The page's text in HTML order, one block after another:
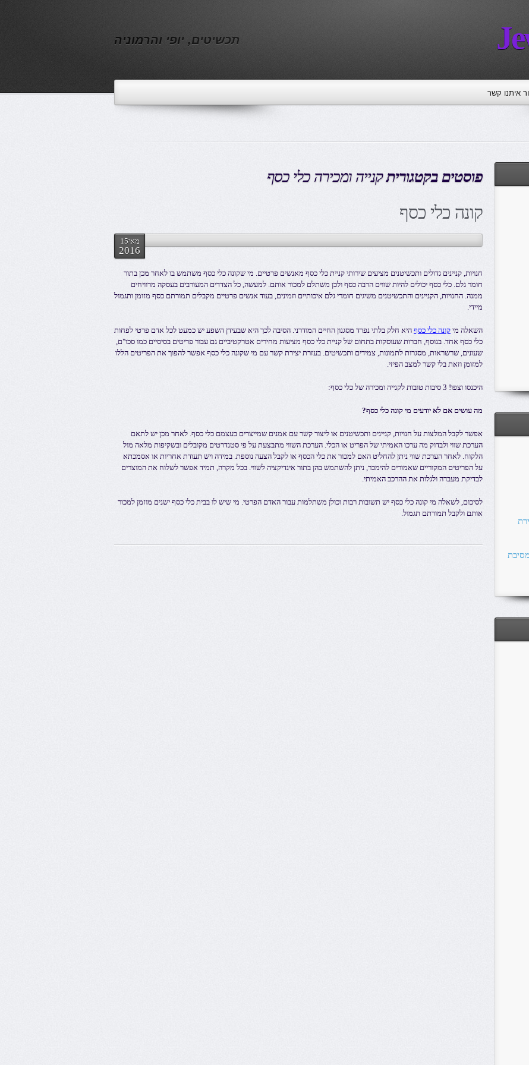
תכשיטים, יופי והרמוניה
איתנו קשר
פוסטים בקטגוריתקנייה ומכירה כלי כסף
קונה כלי כסף
מאי15
2016
חנויות, קניינים גדולים ותכשיטנים מציעים שירותי קניית כלי כסף מאנשים פרטיים. מי שקונה כלי כסף משתמש בו לאחר מכן בתור
חומר גלם. כלי כסף יכולים להיות שווים הרבה כסף ולכן משתלם למכור אותם. למעשה, כל הצדדים המעורבים בעסקה מרוויחים
ממנה. החנויות, הקניינים והתכשיטנים משיגים חומרי גלם איכותיים וזמינים, בעוד אנשים פרטיים מקבלים תמורתם כסף מזומן ותגמול
מיידי.
השאלה מי קונה כלי כסף היא חלק בלתי נפרד מסגנון החיים המודרני. הסיבה לכך היא שבעידן השפע יש כמעט לכל אדם פרטי לפחות
כלי כסף אחד. בנוסף, חברות שעוסקות בתחום של קניית כלי כסף מציעות מחירים אטרקטיביים גם עבור פריטים בסיסיים כמו סכו"ם,
שעונים, שרשראות, מסגרות לתמונות, צמידים ותכשיטים. בעזרת יצירת קשר עם מי שקונה כלי כסף אפשר להפוך את הפריטים הללו
למזומן וזאת בלי קשר למצב הפיזי.
היכנסו וצפו! 3 סיבות טובות לקנייה ומכירה של כלי כסף:
מה עושים אם לא יודעים מי קונה כלי כסף?
אפשר לקבל המלצות על חנויות, קניינים ותכשיטנים או ליצור קשר עם אמנים שמייצרים בעצמם כלי כסף. לאחר מכן יש לתאם
הערכת שווי ולבדוק מה ערכו האמיתי של הפריט או הכלי. הערכת השווי מתבצעת על פי סטנדרטים מקובלים ובשקיפות מלאה מול
הלקוח. לאחר הערכת שווי ניתן להחליט האם למכור את כלי הכסף או לקבל הצעה נוספת. במידה ויש תעודת אחריות או אסמכתא
על הפריטים המקוריים שאמורים להימכר, ניתן להשתמש בהן בתור אינדיקציה לשווי. בכל מקרה, תמיד אפשר לשלוח את המוצרים
לבדיקת מעבדה ולגלות את ההרכב האמיתי.
לסיכום, לשאלה מי קונה כלי כסף יש תשובות רבות וכולן משתלמות עבור האדם הפרטי. מי שיש לו בבית כלי כסף ישנים מוזמן למכור
אותם ולקבל תמורתם תגמול.